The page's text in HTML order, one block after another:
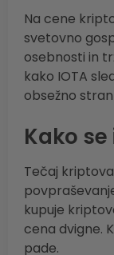
Na cene
svetovno
osebnosti in
kako IOTA
obsežno
Kako
Tečaj
kupuje
cena dvigne.
pade.